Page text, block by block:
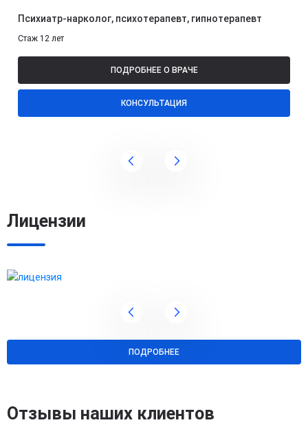
Психиатр-нарколог, психотерапевт, гипнотерапевт
Стаж 12 лет
ПОДРОБНЕЕ О ВРАЧЕ
КОНСУЛЬТАЦИЯ
Лицензии
ПОДРОБНЕЕ
Отзывы наших клиентов